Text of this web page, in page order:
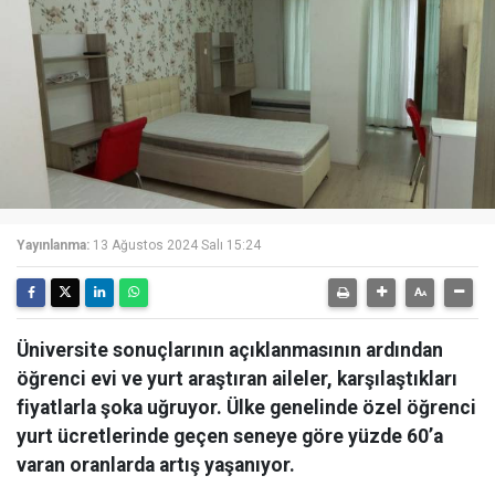
Yayınlanma: 13 Ağustos 2024 Salı 15:24
Üniversite sonuçlarının açıklanmasının ardından
öğrenci evi ve yurt araştıran aileler, karşılaştıkları
fiyatlarla şoka uğruyor. Ülke genelinde özel öğrenci
yurt ücretlerinde geçen seneye göre yüzde 60’a
varan oranlarda artış yaşanıyor.